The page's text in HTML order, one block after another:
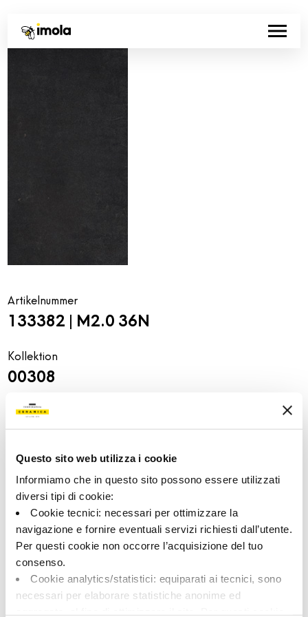
Questo sito web utilizza i cookie
Informiamo che in questo sito possono essere utilizzati
diversi tipi di cookie:
Cookie tecnici: necessari per ottimizzare la
navigazione e fornire eventuali servizi richiesti dall’utente.
Per questi cookie non occorre l’acquisizione del tuo
consenso.
Cookie analytics/statistici: equiparati ai tecnici, sono
necessari per elaborare statistiche anonime ed
Artikelnummer
133382 | M2.0 36N
Kollektion
00308
Farbe:
Schwarz
Schlicht
Format:
matt
Schattierung:
V2
Maßeinheit:
MQ